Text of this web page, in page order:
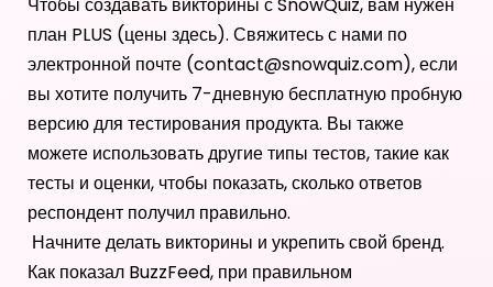
план PLUS (цены здесь). Свяжитесь с нами по
электронной почте (contact@snowquiz.com), если
вы хотите получить 7-дневную бесплатную пробную
версию для тестирования продукта. Вы также
можете использовать другие типы тестов, такие как
тесты и оценки, чтобы показать, сколько ответов
респондент получил правильно.
Начните делать викторины и укрепить свой бренд.
Как показал BuzzFeed, при правильном